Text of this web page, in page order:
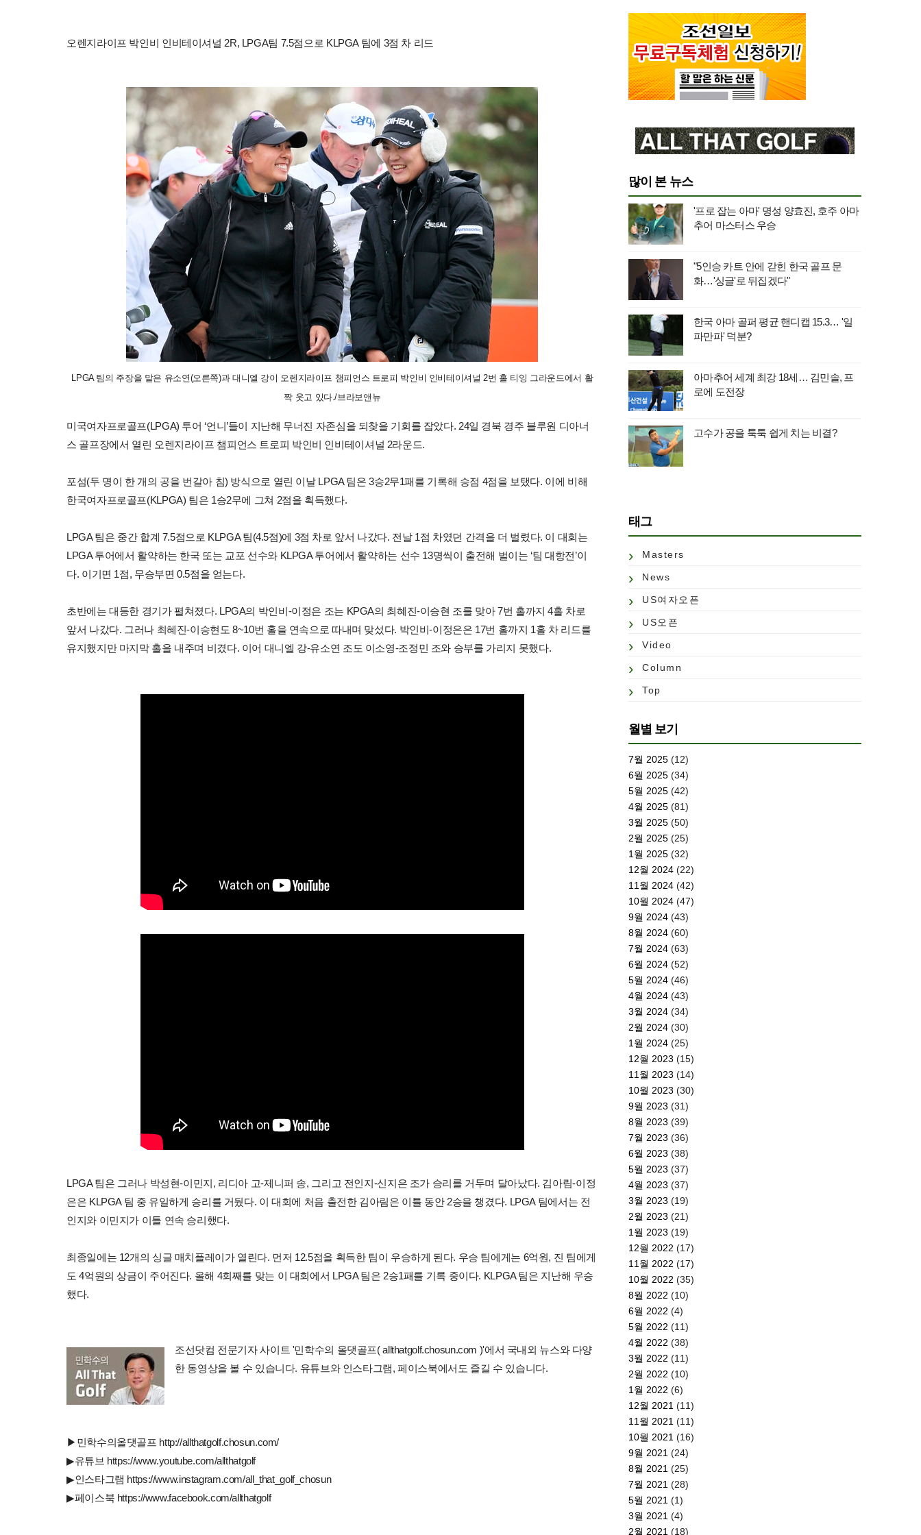
오렌지라이프 박인비 인비테이셔널 2R, LPGA팀 7.5점으로 KLPGA 팀에 3점 차 리드
LPGA 팀의 주장을 맡은 유소연(오른쪽)과 대니엘 강이 오렌지라이프 챔피언스 트로피 박인비 인비테이셔널 2번 홀 티잉 그라운드에서 활
짝 웃고 있다./브라보앤뉴
미국여자프로골프(LPGA) 투어 ‘언니’들이 지난해 무너진 자존심을 되찾을 기회를 잡았다. 24일 경북 경주 블루원 디아너
스 골프장에서 열린 오렌지라이프 챔피언스 트로피 박인비 인비테이셔널 2라운드.
포섬(두 명이 한 개의 공을 번갈아 침) 방식으로 열린 이날 LPGA 팀은 3승2무1패를 기록해 승점 4점을 보탰다. 이에 비해
한국여자프로골프(KLPGA) 팀은 1승2무에 그쳐 2점을 획득했다.
LPGA 팀은 중간 합계 7.5점으로 KLPGA 팀(4.5점)에 3점 차로 앞서 나갔다. 전날 1점 차였던 간격을 더 벌렸다. 이 대회는
LPGA 투어에서 활약하는 한국 또는 교포 선수와 KLPGA 투어에서 활약하는 선수 13명씩이 출전해 벌이는 ‘팀 대항전’이
다. 이기면 1점, 무승부면 0.5점을 얻는다.
초반에는 대등한 경기가 펼쳐졌다. LPGA의 박인비-이정은 조는 KPGA의 최혜진-이승현 조를 맞아 7번 홀까지 4홀 차로
앞서 나갔다. 그러나 최혜진-이승현도 8~10번 홀을 연속으로 따내며 맞섰다. 박인비-이정은은 17번 홀까지 1홀 차 리드를
유지했지만 마지막 홀을 내주며 비겼다. 이어 대니엘 강-유소연 조도 이소영-조정민 조와 승부를 가리지 못했다.
LPGA 팀은 그러나 박성현-이민지, 리디아 고-제니퍼 송, 그리고 전인지-신지은 조가 승리를 거두며 달아났다. 김아림-이정
은은 KLPGA 팀 중 유일하게 승리를 거뒀다. 이 대회에 처음 출전한 김아림은 이틀 동안 2승을 챙겼다. LPGA 팀에서는 전
인지와 이민지가 이틀 연속 승리했다.
최종일에는 12개의 싱글 매치플레이가 열린다. 먼저 12.5점을 획득한 팀이 우승하게 된다. 우승 팀에게는 6억원, 진 팀에게
도 4억원의 상금이 주어진다. 올해 4회째를 맞는 이 대회에서 LPGA 팀은 2승1패를 기록 중이다. KLPGA 팀은 지난해 우승
했다.
조선닷컴 전문기자 사이트 '민학수의 올댓골프( allthatgolf.chosun.com )'에서 국내외 뉴스와 다양
한 동영상을 볼 수 있습니다. 유튜브와 인스타그램, 페이스북에서도 즐길 수 있습니다.
▶민학수의올댓골프 http://allthatgolf.chosun.com/
▶유튜브 https://www.youtube.com/allthatgolf
▶인스타그램 https://www.instagram.com/all_that_golf_chosun
▶페이스북 https://www.facebook.com/allthatgolf
많이 본 뉴스
'프로 잡는 아마' 명성 양효진, 호주 아마
추어 마스터스 우승
"5인승 카트 안에 갇힌 한국 골프 문
화…'싱글'로 뒤집겠다"
한국 아마 골퍼 평균 핸디캡 15.3… '일
파만파' 덕분?
아마추어 세계 최강 18세… 김민솔, 프
로에 도전장
고수가 공을 툭툭 쉽게 치는 비결?
태그
Masters
News
US여자오픈
US오픈
Video
Column
Top
월별 보기
7월 2025 (12)
6월 2025 (34)
5월 2025 (42)
4월 2025 (81)
3월 2025 (50)
2월 2025 (25)
1월 2025 (32)
12월 2024 (22)
11월 2024 (42)
10월 2024 (47)
9월 2024 (43)
8월 2024 (60)
7월 2024 (63)
6월 2024 (52)
5월 2024 (46)
4월 2024 (43)
3월 2024 (34)
2월 2024 (30)
1월 2024 (25)
12월 2023 (15)
11월 2023 (14)
10월 2023 (30)
9월 2023 (31)
8월 2023 (39)
7월 2023 (36)
6월 2023 (38)
5월 2023 (37)
4월 2023 (37)
3월 2023 (19)
2월 2023 (21)
1월 2023 (19)
12월 2022 (17)
11월 2022 (17)
10월 2022 (35)
8월 2022 (10)
6월 2022 (4)
5월 2022 (11)
4월 2022 (38)
3월 2022 (11)
2월 2022 (10)
1월 2022 (6)
12월 2021 (11)
11월 2021 (11)
10월 2021 (16)
9월 2021 (24)
8월 2021 (25)
7월 2021 (28)
5월 2021 (1)
3월 2021 (4)
2월 2021 (18)